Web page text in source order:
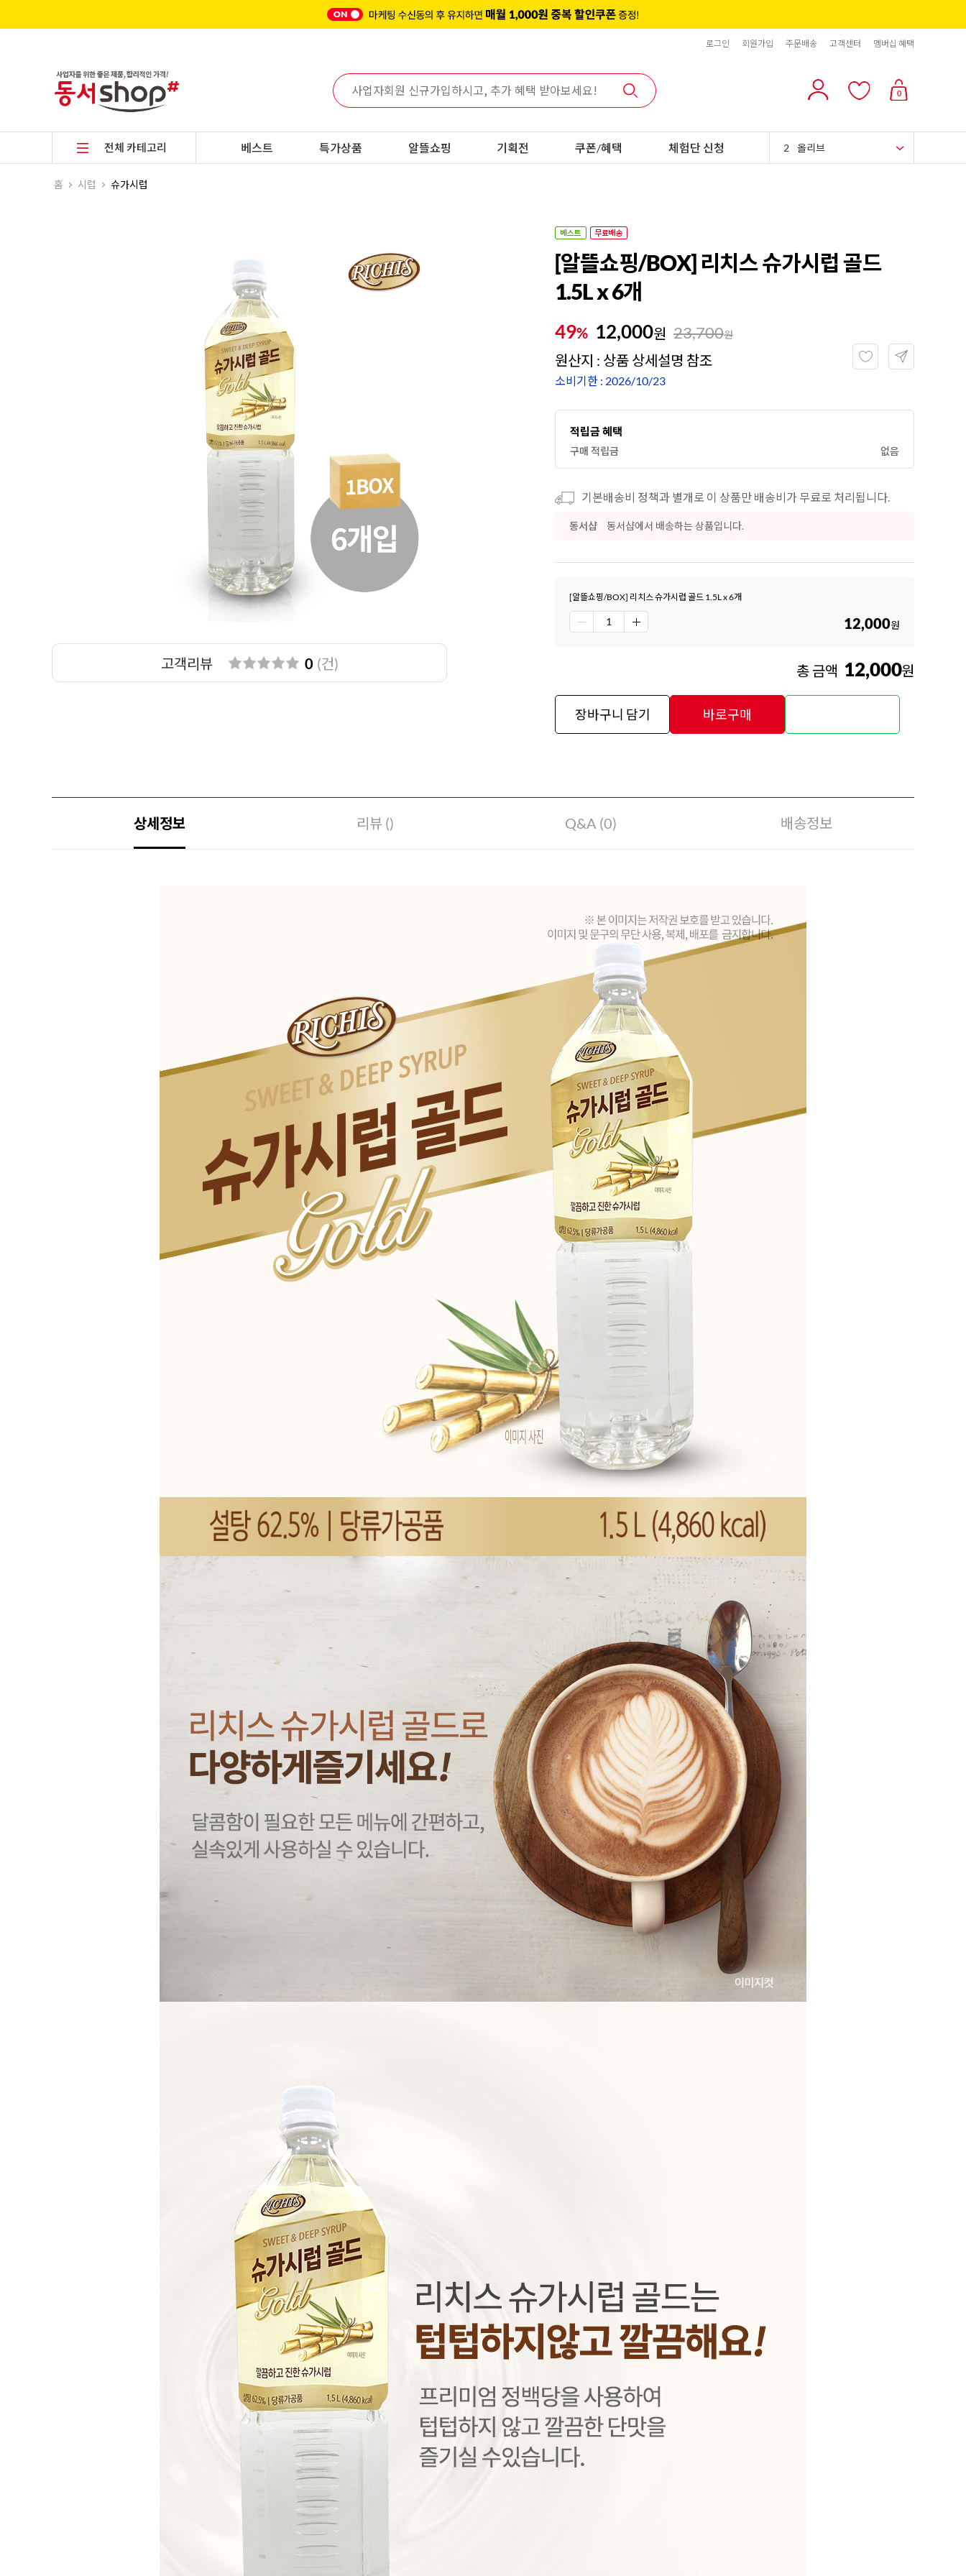
로그인 회원가입 주문배송 고객센터 멤버십 혜택
0
전체 카테고리 베스트 특가상품 알뜰쇼핑 기획전 쿠폰/혜택 체험단 신청
그래놀라
3 블랙올리브
7 팥
리치스 올리브
홈 시럽 슈가시럽
고객리뷰 0 (건)
[알뜰쇼핑/BOX] 리치스 슈가시럽 골드
1.5L x 6개
49% 12,000원 23,700원
원산지 : 상품 상세설명 참조
소비기한 : 2026/10/23
적립금 혜택
구매 적립금 없음
기본배송비 정책과 별개로 이 상품만 배송비가 무료로 처리됩니다.
동서샵 동서샵에서 배송하는 상품입니다.
[알뜰쇼핑/BOX] 리치스 슈가시럽 골드 1.5L x 6개
12,000원
총 금액 12,000원
장바구니 담기 바로구매
상세정보 리뷰 () Q&A (0) 배송정보